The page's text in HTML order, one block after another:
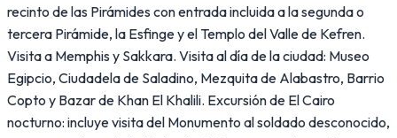
recinto de las Pirámides con entrada incluida a la segunda o
tercera Pirámide, la Esfinge y el Templo del Valle de Kefren.
Visita a Memphis y Sakkara. Visita al día de la ciudad: Museo
Egipcio, Ciudadela de Saladino, Mezquita de Alabastro, Barrio
Copto y Bazar de Khan El Khalili. Excursión de El Cairo
nocturno: incluye visita del Monumento al soldado desconocido,